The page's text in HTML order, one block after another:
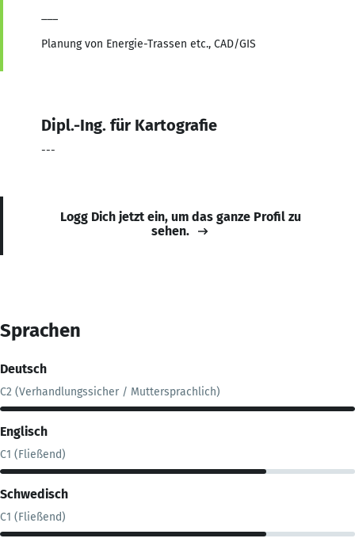
Planung von Energie-Trassen etc., CAD/GIS
Dipl.-Ing. für Kartografie
---
Logg Dich jetzt ein, um das ganze Profil zu
sehen.
Sprachen
Deutsch
C2 (Verhandlungssicher / Muttersprachlich)
Englisch
C1 (Fließend)
Schwedisch
C1 (Fließend)